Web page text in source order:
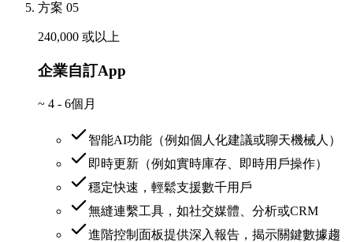
方案 05
240,000 或以上
企業自訂App
~ 4 - 6個月
智能AI功能（例如個人化建議或聊天機械人）
即時更新（例如實時庫存、即時用戶操作）
穩定快速，輕鬆支援數千用戶
無縫連繫工具，如社交媒體、分析或CRM
進階控制面板提供深入報告，揭示關鍵數據趨